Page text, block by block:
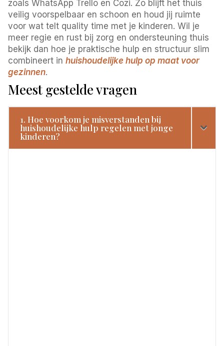
zoals WhatsApp Trello en Cozi. Zo blijft het thuis
veilig voorspelbaar en schoon en houd jij ruimte
voor wat telt quality time met je kinderen. Wil je
meer regie en rust bij zorg en ondersteuning thuis
bekijk dan hoe je praktische hulp en structuur slim
combineert inhuishoudelijke hulp op maat voor
gezinnen.
Meest gestelde vragen
1. Hoe voorkom je misverstanden bij
huishoudelijke hulp regelen met jonge
kinderen?